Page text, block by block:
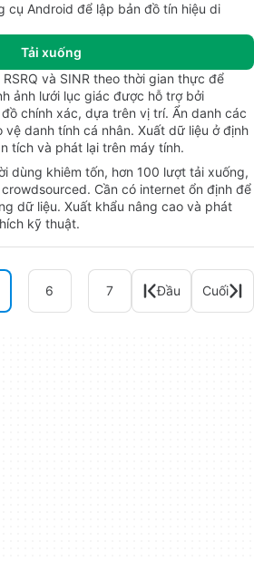
cụ Android để lập bản đồ tín hiệu di
Tải xuống
RSRQ và SINR theo thời gian thực để
ảnh lưới lục giác được hỗ trợ bởi
chính xác, dựa trên vị trí. Ẩn danh các
danh tính cá nhân. Xuất dữ liệu ở định
tích và phát lại trên máy tính.
dùng khiêm tốn, hơn 100 lượt tải xuống,
Cần có internet ổn định để
dữ liệu. Xuất khẩu nâng cao và phát
kỹ thuật.
6 7 Đầu Cuối